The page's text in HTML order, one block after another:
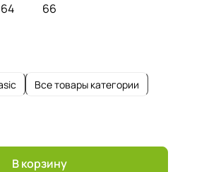
66
Все товары категории
В корзину